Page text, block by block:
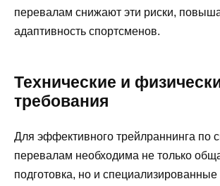
перевалам снижают эти риски,
адаптивность спортсменов.
Технические и
требования
Для эффективного трейлраннинга по
перевалам необходима не только
подготовка, но и